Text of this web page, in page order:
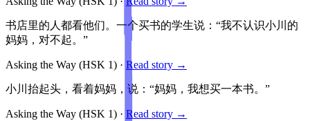
书店里的人都看他们。一个买书的学生说：“我不认识小川的
妈妈，对不起。”
Asking the Way (HSK 1) · Read story →
小川抬起头，看着妈妈，说：“妈妈，我想买一本书。”
Asking the Way (HSK 1) · Read story →